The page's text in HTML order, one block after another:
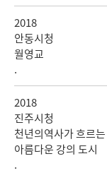
2018
안동시청
월영교
.
2018
진주시청
천년의역사가 흐르는
아름다운 강의 도시
.